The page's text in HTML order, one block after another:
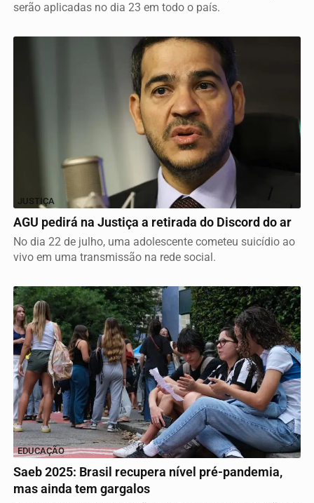
serão aplicadas no dia 23 em todo o país.
JUSTIÇA
AGU pedirá na Justiça a retirada do Discord do ar
No dia 22 de julho, uma adolescente cometeu suicídio ao
vivo em uma transmissão na rede social.
EDUCAÇÃO
Saeb 2025: Brasil recupera nível pré-pandemia,
mas ainda tem gargalos